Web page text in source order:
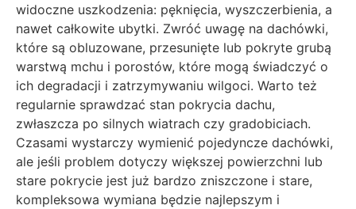
widoczne uszkodzenia: pęknięcia, wyszczerbienia, a
nawet całkowite ubytki. Zwróć uwagę na dachówki,
które są obluzowane, przesunięte lub pokryte grubą
warstwą mchu i porostów, które mogą świadczyć o
ich degradacji i zatrzymywaniu wilgoci. Warto też
regularnie sprawdzać stan pokrycia dachu,
zwłaszcza po silnych wiatrach czy gradobiciach.
Czasami wystarczy wymienić pojedyncze dachówki,
ale jeśli problem dotyczy większej powierzchni lub
stare pokrycie jest już bardzo zniszczone i stare,
kompleksowa wymiana będzie najlepszym i